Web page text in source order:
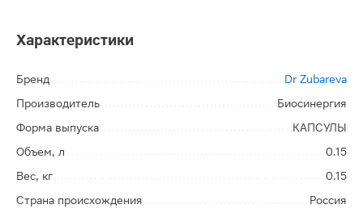
Характеристики
Бренд
Dr Zubareva
Производитель
Биосинергия
Форма выпуска
КАПСУЛЫ
Объем, л
0.15
Вес, кг
0.15
Страна происхождения
Россия